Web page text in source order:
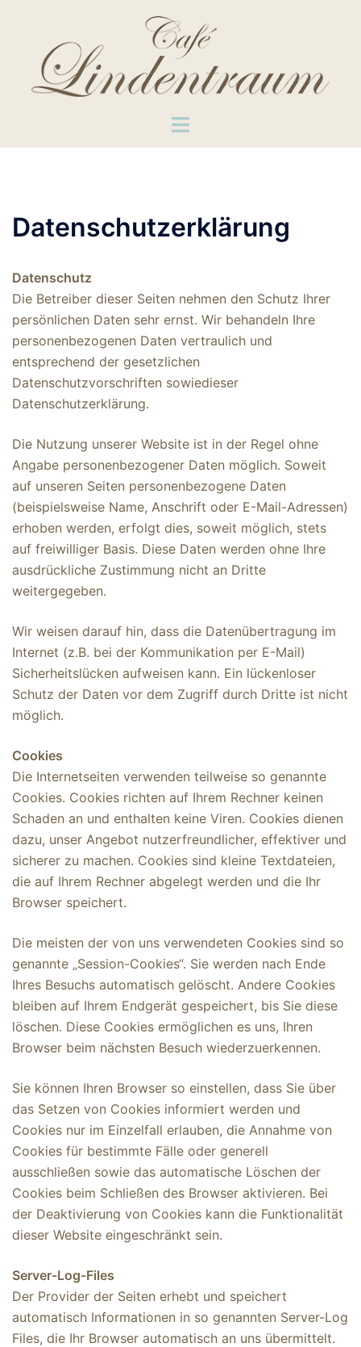
springen
Menü
Datenschutzerklärung
Datenschutz
Die Betreiber dieser Seiten nehmen den Schutz Ihrer
persönlichen Daten sehr ernst. Wir behandeln Ihre
personenbezogenen Daten vertraulich und
entsprechend der gesetzlichen
Datenschutzvorschriften sowiedieser
Datenschutzerklärung.
Die Nutzung unserer Website ist in der Regel ohne
Angabe personenbezogener Daten möglich. Soweit
auf unseren Seiten personenbezogene Daten
(beispielsweise Name, Anschrift oder E-Mail-Adressen)
erhoben werden, erfolgt dies, soweit möglich, stets
auf freiwilliger Basis. Diese Daten werden ohne Ihre
ausdrückliche Zustimmung nicht an Dritte
weitergegeben.
Wir weisen darauf hin, dass die Datenübertragung im
Internet (z.B. bei der Kommunikation per E-Mail)
Sicherheitslücken aufweisen kann. Ein lückenloser
Schutz der Daten vor dem Zugriff durch Dritte ist nicht
möglich.
Cookies
Die Internetseiten verwenden teilweise so genannte
Cookies. Cookies richten auf Ihrem Rechner keinen
Schaden an und enthalten keine Viren. Cookies dienen
dazu, unser Angebot nutzerfreundlicher, effektiver und
sicherer zu machen. Cookies sind kleine Textdateien,
die auf Ihrem Rechner abgelegt werden und die Ihr
Browser speichert.
Die meisten der von uns verwendeten Cookies sind so
genannte „Session-Cookies“. Sie werden nach Ende
Ihres Besuchs automatisch gelöscht. Andere Cookies
bleiben auf Ihrem Endgerät gespeichert, bis Sie diese
löschen. Diese Cookies ermöglichen es uns, Ihren
Browser beim nächsten Besuch wiederzuerkennen.
Sie können Ihren Browser so einstellen, dass Sie über
das Setzen von Cookies informiert werden und
Cookies nur im Einzelfall erlauben, die Annahme von
Cookies für bestimmte Fälle oder generell
ausschließen sowie das automatische Löschen der
Cookies beim Schließen des Browser aktivieren. Bei
der Deaktivierung von Cookies kann die Funktionalität
dieser Website eingeschränkt sein.
Server-Log-Files
Der Provider der Seiten erhebt und speichert
automatisch Informationen in so genannten Server-Log
Files, die Ihr Browser automatisch an uns übermittelt.